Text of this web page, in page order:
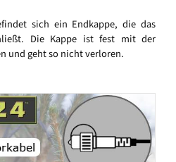
sich ein Endkappe, die das
Die Kappe ist fest mit der
und geht so nicht verloren.